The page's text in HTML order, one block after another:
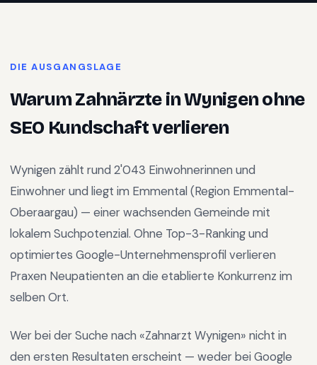
DIE AUSGANGSLAGE
WarumZahnärzteinWynigenohne
SEO Kundschaft verlieren
Wynigen zählt rund 2'043 Einwohnerinnen und
Einwohner und liegt im Emmental (Region Emmental-
Oberaargau) — einer wachsenden Gemeinde mit
lokalem Suchpotenzial. Ohne Top-3-Ranking und
optimiertes Google-Unternehmensprofil verlieren
Praxen Neupatienten an die etablierte Konkurrenz im
selben Ort.
Wer bei der Suche nach «Zahnarzt Wynigen» nicht in
den ersten Resultaten erscheint — weder bei Google